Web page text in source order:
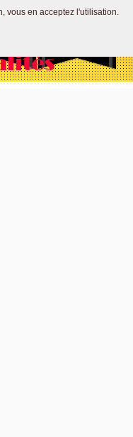
vous en acceptez l'utilisation.